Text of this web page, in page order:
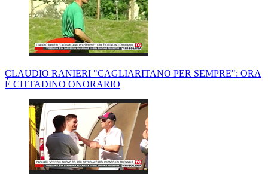
CLAUDIO RANIERI "CAGLIARITANO PER SEMPRE": ORA
È CITTADINO ONORARIO